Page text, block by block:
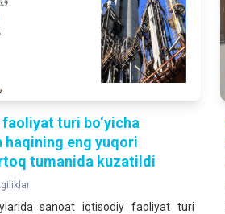
turi bo‘yicha
haqining eng yuqori
tumanida kuzatildi
sanoat iqtisodiy faoliyat turi